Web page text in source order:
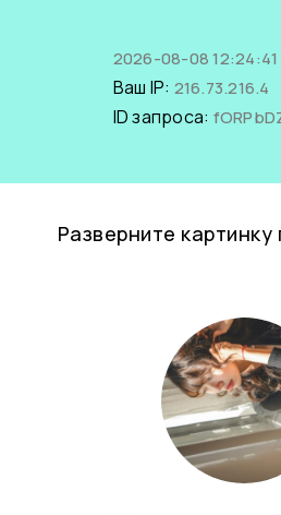
2026-08-08
Ваш IP: 216.73.216.4
ID запроса:
Разверните